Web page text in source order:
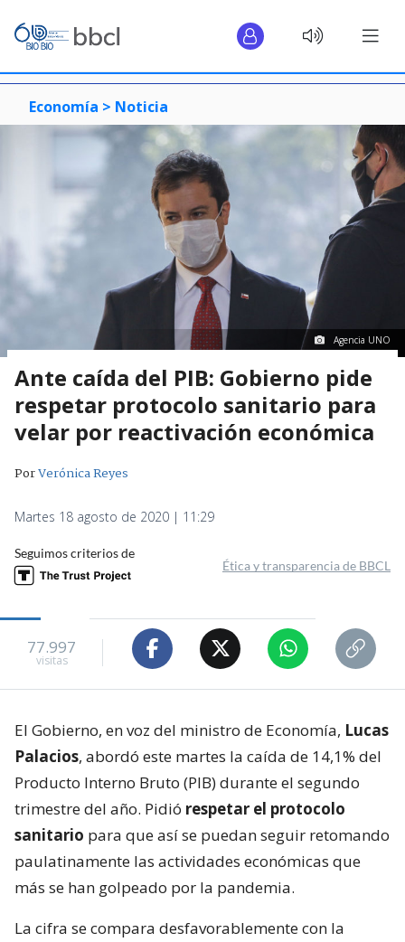
Economía > Noticia
Agencia UNO
Ante caída del PIB: Gobierno pide
respetar protocolo sanitario para
velar por reactivación económica
PorVerónica Reyes
Martes 18 agosto de 2020 | 11:29
Seguimos criterios de
Ética y transparencia de BBCL
77.997
visitas
El Gobierno, en voz del ministro de Economía, Lucas
Palacios, abordó este martes la caída de 14,1% del
Producto Interno Bruto (PIB) durante el segundo
trimestre del año. Pidió respetar el protocolo
sanitario para que así se puedan seguir retomando
paulatinamente las actividades económicas que
más se han golpeado por la pandemia.
La cifra se compara desfavorablemente con la